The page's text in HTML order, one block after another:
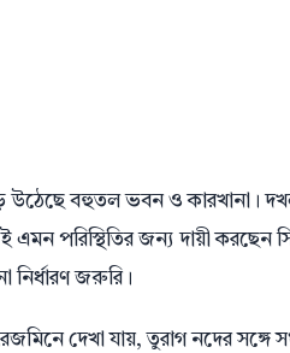
উঠেছে বহুতল ভবন ও কারখানা।
পরিস্থিতির জন্য দায়ী করছেন
নির্ধারণ জরুরি।
দেখা যায়, তুরাগ নদের সঙ্গে